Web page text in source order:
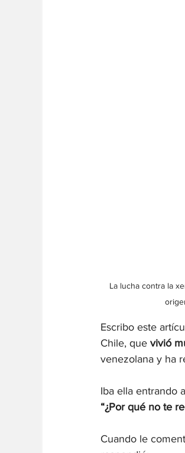
La lucha contra la
Escribo este
Chile, que vivió
venezolana y ha
Iba ella entrando
“¿Por qué no te
Cuando le